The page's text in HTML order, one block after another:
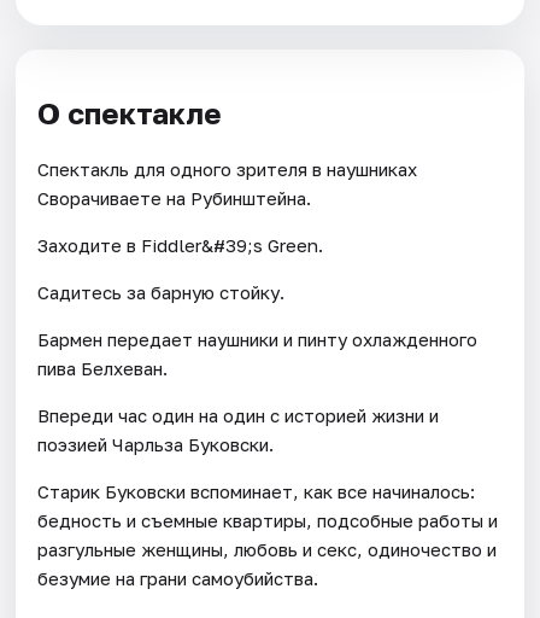
О спектакле
Спектакль для одного зрителя в наушниках
Сворачиваете на Рубинштейна.
Заходите в Fiddler&#39;s Green.
Садитесь за барную стойку.
Бармен передает наушники и пинту охлажденного
пива Белхеван.
Впереди час один на один с историей жизни и
поэзией Чарльза Буковски.
Старик Буковски вспоминает, как все начиналось:
бедность и съемные квартиры, подсобные работы и
разгульные женщины, любовь и секс, одиночество и
безумие на грани самоубийства.